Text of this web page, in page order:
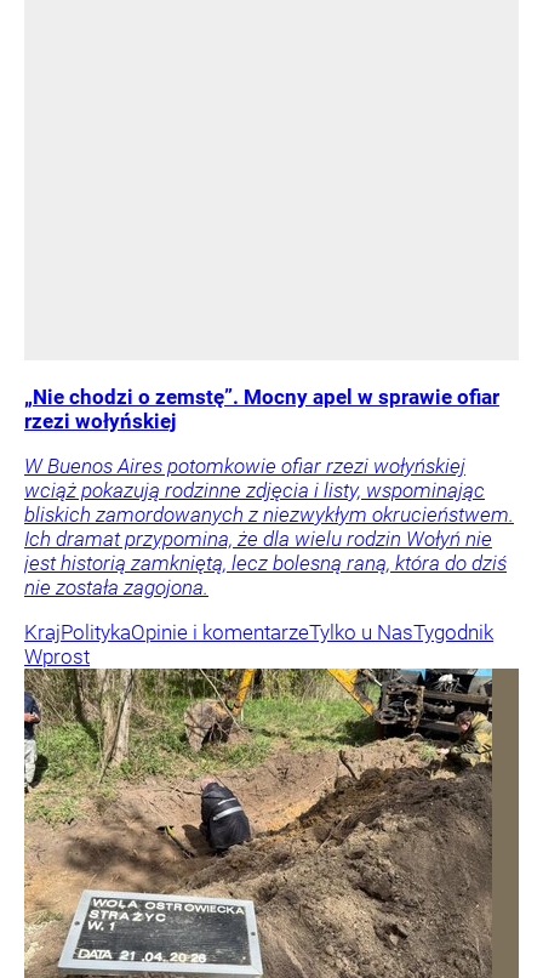
„Nie chodzi o zemstę”. Mocny apel w sprawie ofiar
rzezi wołyńskiej
W Buenos Aires potomkowie ofiar rzezi wołyńskiej
wciąż pokazują rodzinne zdjęcia i listy, wspominając
bliskich zamordowanych z niezwykłym okrucieństwem.
Ich dramat przypomina, że dla wielu rodzin Wołyń nie
jest historią zamkniętą, lecz bolesną raną, która do dziś
nie została zagojona.
KrajPolitykaOpinie i komentarzeTylko u NasTygodnik
Wprost